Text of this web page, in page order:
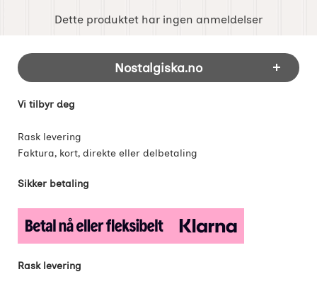
Dette produktet har ingen anmeldelser
Footer-innhold Blandet informasjon og
Nostalgiska.no
Vi tilbyr deg
Rask levering
Faktura, kort, direkte eller delbetaling
Sikker betaling
Rask levering